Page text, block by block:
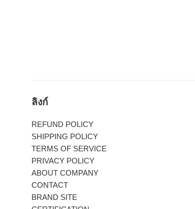
ลิงก์
REFUND POLICY
SHIPPING POLICY
TERMS OF SERVICE
PRIVACY POLICY
ABOUT COMPANY
CONTACT
BRAND SITE